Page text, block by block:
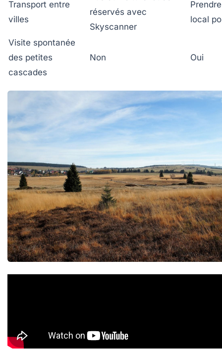
Transport entre
villes
réservés avec
Skyscanner
local
Visite spontanée
des petites
cascades
Non Oui